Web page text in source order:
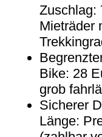
Zuschlag:
Mieträder
Bike: 28
grob
Sicherer
Länge: